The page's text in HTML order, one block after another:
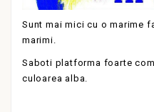
Sunt mai mici cu o marime
marimi.
Saboti platforma foarte
culoarea alba.